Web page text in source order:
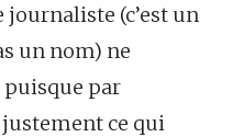
journaliste (c’est un
un nom) ne
puisque par
ce qui